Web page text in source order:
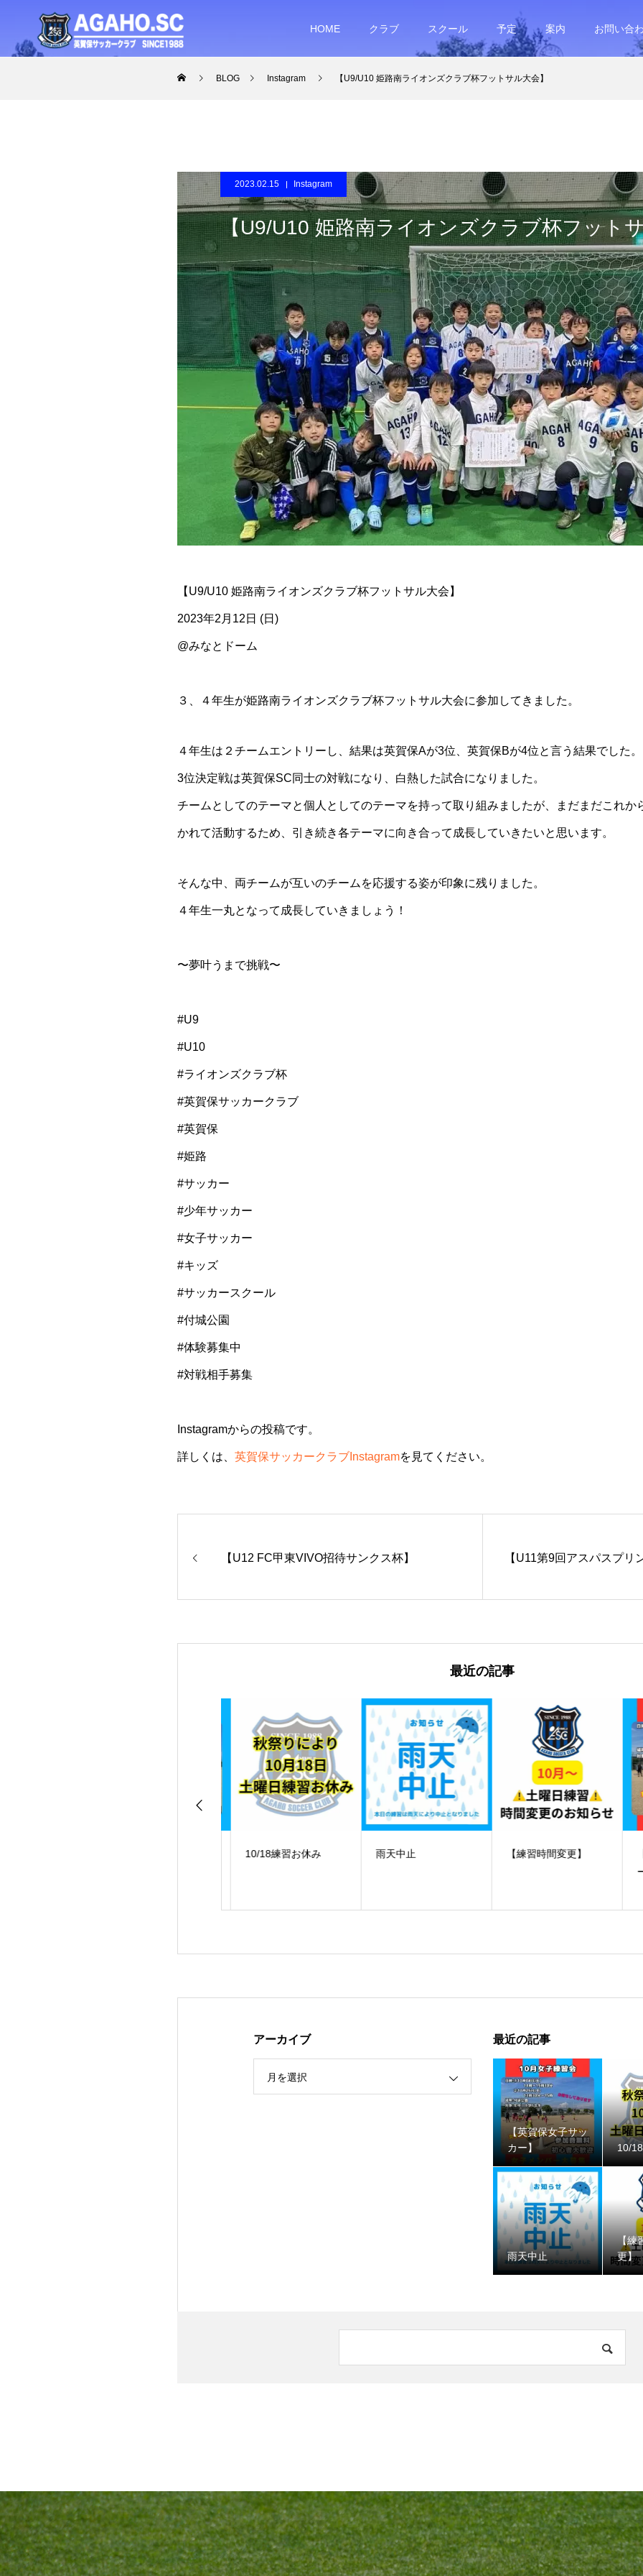
HOME クラブ スクール 予定 案内 お問い合
BLOG Instagram 【U9/U10 姫路南ライオンズクラブ杯フットサル大会】
2023.02.15 Instagram
【U9/U10 姫路南ライオンズクラブ杯フット
【U9/U10 姫路南ライオンズクラブ杯フットサル大会】
️2023年2月12日 (日)
@みなとドーム
３、４年生が姫路南ライオンズクラブ杯フットサル大会に参加してきました。
４年生は２チームエントリーし、結果は英賀保Aが3位、英賀保Bが4位と言う結果でした。
3位決定戦は英賀保SC同士の対戦になり、白熱した試合になりました。
チームとしてのテーマと個人としてのテーマを持って取り組みましたが、まだまだこれか
かれて活動するため、引き続き各テーマに向き合って成長していきたいと思います。
そんな中、両チームが互いのチームを応援する姿が印象に残りました。
４年生一丸となって成長していきましょう！
〜夢叶うまで挑戦〜
#U9
#U10
#ライオンズクラブ杯
#英賀保サッカークラブ
#英賀保
#姫路
#サッカー
#少年サッカー
#女子サッカー
#キッズ
#サッカースクール
#付城公園
#体験募集中
#対戦相手募集
Instagramからの投稿です。
詳しくは、 英賀保サッカークラブInstagramを見てください。
【U12 FC甲東VIVO招待サンクス杯】 【U11第9回アスパスプリ
最近の記事
10/18練習お休み ️雨天中止 【練習時間変更】
ー
アーカイブ
月を選択
最近の記事
【英賀保女子サッ
カー】
10/
️雨天中止
【
更】